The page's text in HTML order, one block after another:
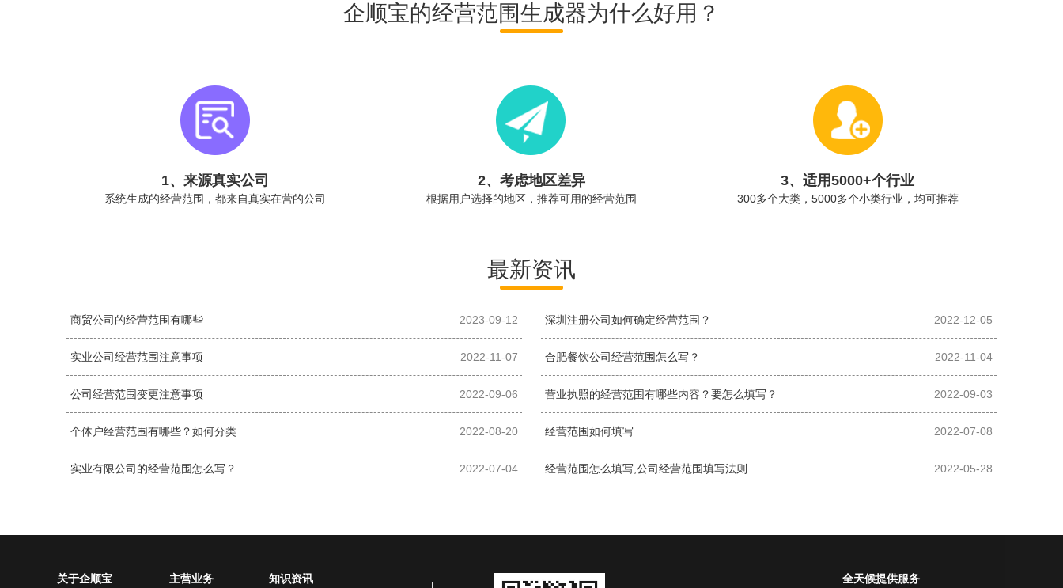
企顺宝的经营范围生成器为什么好用？
1、来源真实公司
系统生成的经营范围，都来自真实在营的公司
2、考虑地区差异
根据用户选择的地区，推荐可用的经营范围
3、适用5000+个行业
300多个大类，5000多个小类行业，均可推荐
最新资讯
商贸公司的经营范围有哪些 2023-09-12 深圳注册公司如何确定经营范围？ 2022-12-05
实业公司经营范围注意事项 2022-11-07 合肥餐饮公司经营范围怎么写？ 2022-11-04
公司经营范围变更注意事项 2022-09-06 营业执照的经营范围有哪些内容？要怎么填写？ 2022-09-03
个体户经营范围有哪些？如何分类 2022-08-20 经营范围如何填写 2022-07-08
实业有限公司的经营范围怎么写？ 2022-07-04 经营范围怎么填写,公司经营范围填写法则 2022-05-28
关于企顺宝 主营业务 知识资讯 全天候提供服务